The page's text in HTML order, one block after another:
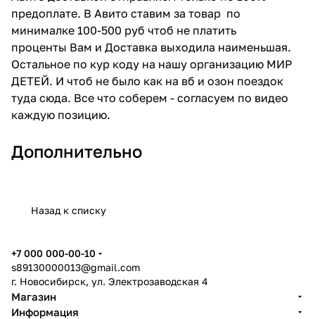
предоплате. В Авито ставим за товар по
минималке 100-500 руб чтоб не платить
проценты Вам и Доставка выходила наименьшая.
Остальное по кур коду на нашу организацию МИР
ДЕТЕЙ. И чтоб не было как на вб и озон поездок
туда сюда. Все что соберем - согласуем по видео
каждую позицию.
Дополнительно
Назад к списку
+7 000 000-00-10
s89130000013@gmail.com
г. Новосибирск, ул. Электрозаводская 4
Магазин
Информация